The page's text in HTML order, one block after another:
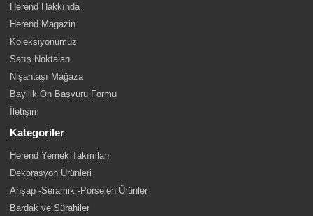
Herend Hakkında
Herend Magazin
Koleksiyonumuz
Satış Noktaları
Nişantaşı Mağaza
Bayilik Ön Başvuru Formu
İletişim
Kategoriler
Herend Yemek Takımları
Dekorasyon Ürünleri
Ahşap -Seramik -Porselen Ürünler
Bardak ve Sürahiler